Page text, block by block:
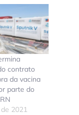
contrato
da vacina
parte do
2021